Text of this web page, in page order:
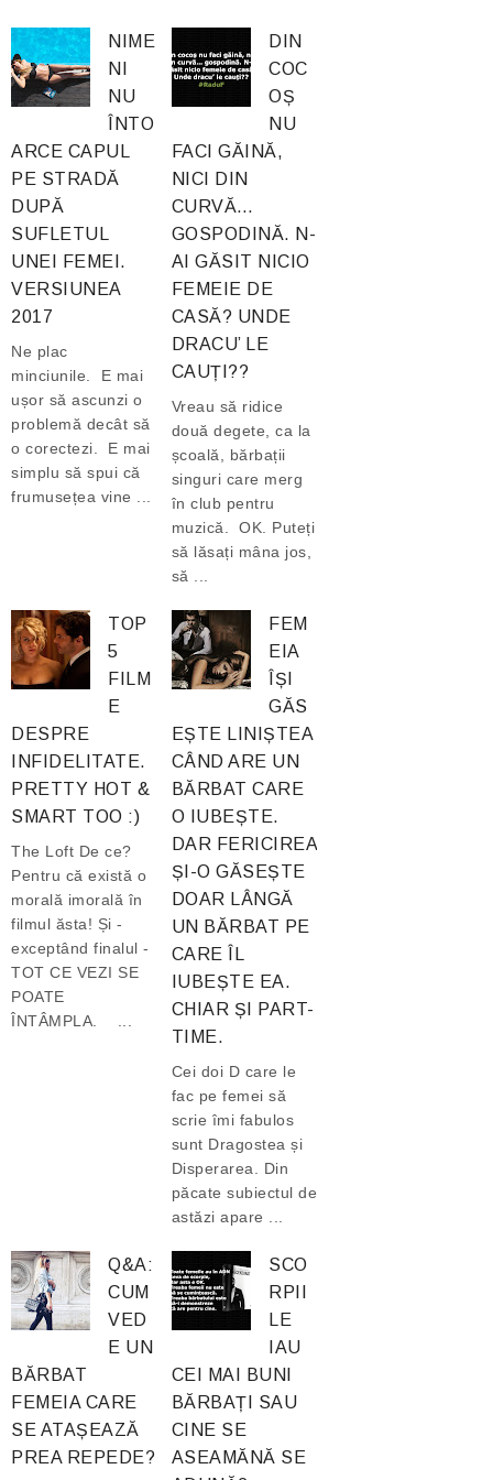
NIME
NI
NU
ÎNTO
ARCE CAPUL
PE STRADĂ
DUPĂ
SUFLETUL
UNEI FEMEI.
VERSIUNEA
2017
Ne plac
minciunile. E mai
ușor să ascunzi o
problemă decât să
o corectezi. E mai
simplu să spui că
frumusețea vine ...
DIN
COC
OȘ
NU
FACI GĂINĂ,
NICI DIN
CURVĂ…
GOSPODINĂ. N-
AI GĂSIT NICIO
FEMEIE DE
CASĂ? UNDE
DRACU’ LE
CAUȚI??
Vreau să ridice
două degete, ca la
școală, bărbații
singuri care merg
în club pentru
muzică. OK. Puteți
să lăsați mâna jos,
să ...
TOP
5
FILM
E
DESPRE
INFIDELITATE.
PRETTY HOT &
SMART TOO :)
The Loft De ce?
Pentru că există o
morală imorală în
filmul ăsta! Și -
exceptând finalul -
TOT CE VEZI SE
POATE
ÎNTÂMPLA. ...
FEM
EIA
ÎȘI
GĂS
EȘTE LINIȘTEA
CÂND ARE UN
BĂRBAT CARE
O IUBEȘTE.
DAR FERICIREA
ȘI-O GĂSEȘTE
DOAR LÂNGĂ
UN BĂRBAT PE
CARE ÎL
IUBEȘTE EA.
CHIAR ȘI PART-
TIME.
Cei doi D care le
fac pe femei să
scrie îmi fabulos
sunt Dragostea și
Disperarea. Din
păcate subiectul de
astăzi apare ...
Q&A:
CUM
VED
E UN
BĂRBAT
FEMEIA CARE
SE ATAȘEAZĂ
PREA REPEDE?
SCO
RPII
LE
IAU
CEI MAI BUNI
BĂRBAȚI SAU
CINE SE
ASEAMĂNĂ SE